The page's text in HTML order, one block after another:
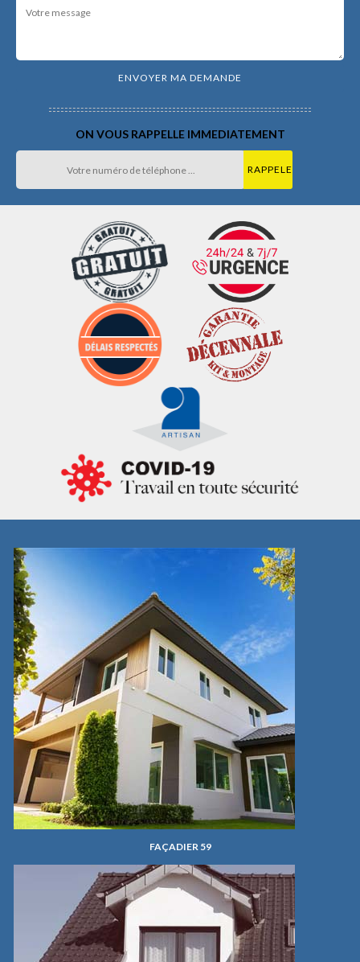
ON VOUS RAPPELLE IMMEDIATEMENT
FAÇADIER 59